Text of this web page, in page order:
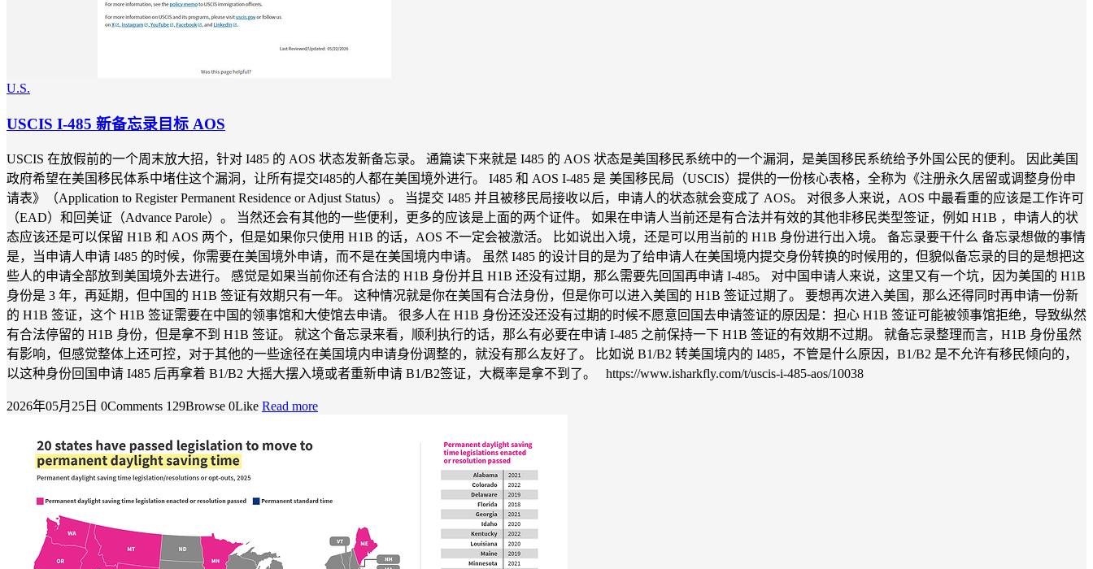
U.S.
USCIS I-485 新备忘录目标 AOS
USCIS 在放假前的一个周末放大招，针对 I485 的 AOS 状态发新备忘录。 通篇读下来就是 I485 的 AOS 状态是美国移民系统中的一个漏洞，是美国移民系统给予外国公民的便利。 因此美国
政府希望在美国移民体系中堵住这个漏洞，让所有提交I485的人都在美国境外进行。 I485 和 AOS I-485 是 美国移民局（USCIS）提供的一份核心表格，全称为《注册永久居留或调整身份申
请表》（Application to Register Permanent Residence or Adjust Status）。 当提交 I485 并且被移民局接收以后，申请人的状态就会变成了 AOS。 对很多人来说，AOS 中最看重的应该是工作许可
（EAD）和回美证（Advance Parole）。 当然还会有其他的一些便利，更多的应该是上面的两个证件。 如果在申请人当前还是有合法并有效的其他非移民类型签证，例如 H1B ，申请人的状
态应该还是可以保留 H1B 和 AOS 两个，但是如果你只使用 H1B 的话，AOS 不一定会被激活。 比如说出入境，还是可以用当前的 H1B 身份进行出入境。 备忘录要干什么 备忘录想做的事情
是，当申请人申请 I485 的时候，你需要在美国境外申请，而不是在美国境内申请。 虽然 I485 的设计目的是为了给申请人在美国境内提交身份转换的时候用的，但貌似备忘录的目的是想把这
些人的申请全部放到美国境外去进行。 感觉是如果当前你还有合法的 H1B 身份并且 H1B 还没有过期，那么需要先回国再申请 I-485。 对中国申请人来说，这里又有一个坑，因为美国的 H1B
身份是 3 年，再延期，但中国的 H1B 签证有效期只有一年。 这种情况就是你在美国有合法身份，但是你可以进入美国的 H1B 签证过期了。 要想再次进入美国，那么还得同时再申请一份新
的 H1B 签证，这个 H1B 签证需要在中国的领事馆和大使馆去申请。 很多人在 H1B 身份还没还没有过期的时候不愿意回国去申请签证的原因是：担心 H1B 签证可能被领事馆拒绝，导致纵然
有合法停留的 H1B 身份，但是拿不到 H1B 签证。 就这个备忘录来看，顺利执行的话，那么有必要在申请 I-485 之前保持一下 H1B 签证的有效期不过期。 就备忘录整理而言，H1B 身份虽然
有影响，但感觉整体上还可控，对于其他的一些途径在美国境内申请身份调整的，就没有那么友好了。 比如说 B1/B2 转美国境内的 I485，不管是什么原因，B1/B2 是不允许有移民倾向的，
以这种身份回国申请 I485 后再拿着 B1/B2 大摇大摆入境或者重新申请 B1/B2签证，大概率是拿不到了。 https://www.isharkfly.com/t/uscis-i-485-aos/10038
2026年05月25日 0Comments 129Browse 0Like Read more